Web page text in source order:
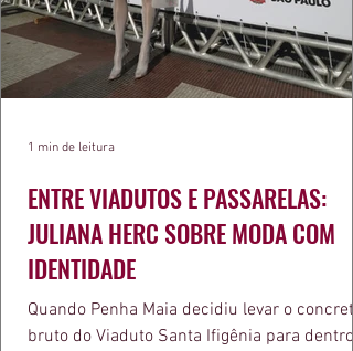
ENTRE VIADUTOS E PASSARELAS:
JULIANA HERC SOBRE MODA COM
IDENTIDADE
Quando Penha Maia decidiu levar o concreto
bruto do Viaduto Santa Ifigênia para dentro
1 min de leitura